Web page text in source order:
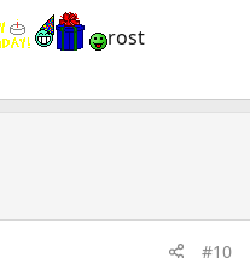
rost
#10